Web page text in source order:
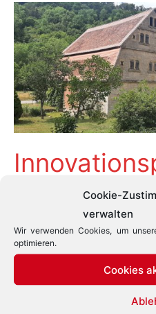
Cookie-
verwalten
Wir verwenden Cookies, um
optimieren.
Cookies
HECTOR-
nominiert